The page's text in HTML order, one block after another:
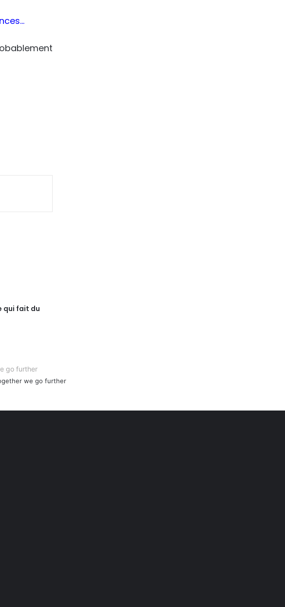
qui fait du
go further